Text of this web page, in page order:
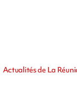
Actualités de La